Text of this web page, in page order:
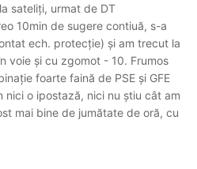
sateliți, urmat de DT
10min de sugere contiuă, s-a
ech. protecție) și am trecut la
voie și cu zgomot - 10. Frumos
foarte faină de PSE și GFE
o ipostază, nici nu știu cât am
mai bine de jumătate de oră, cu